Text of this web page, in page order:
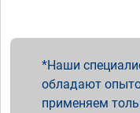
Наши
обладают
применяем